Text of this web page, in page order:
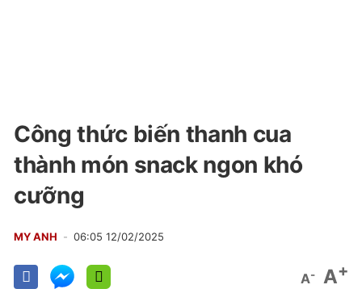
Công thức biến thanh cua
thành món snack ngon khó
cưỡng
MY ANH 06:05 12/02/2025
A- A+